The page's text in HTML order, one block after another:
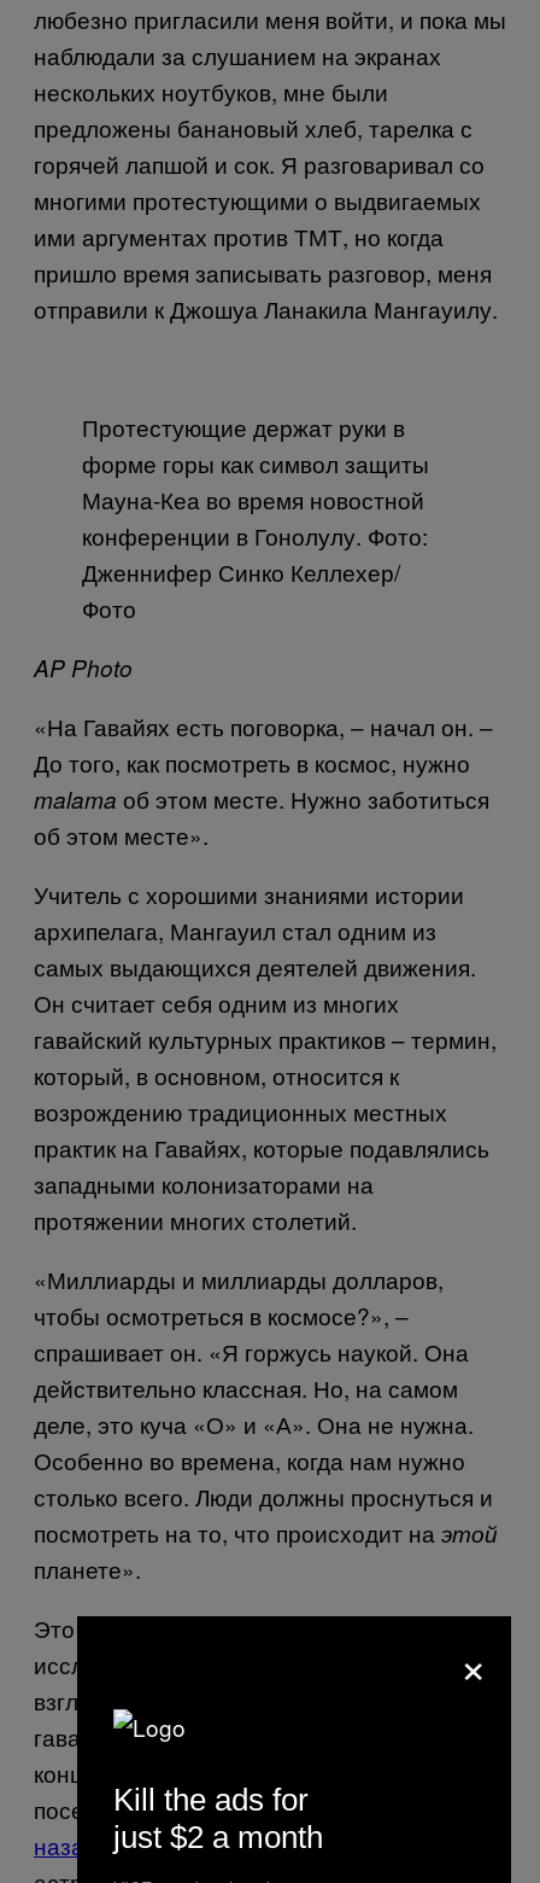
любезно пригласили меня войти, и пока мы
наблюдали за слушанием на экранах
нескольких ноутбуков, мне были
предложены банановый хлеб, тарелка с
горячей лапшой и сок. Я разговаривал со
многими протестующими о выдвигаемых
ими аргументах против ТМТ, но когда
пришло время записывать разговор, меня
отправили к Джошуа Ланакила Мангауилу.
Протестующие держат руки в
форме горы как символ защиты
Мауна-Кеа во время новостной
конференции в Гонолулу. Фото:
Дженнифер Синко Келлехер/
Фото
AP Photo
«На Гавайях есть поговорка, – начал он. –
До того, как посмотреть в космос, нужно
malama об этом месте. Нужно заботиться
об этом месте».
Учитель с хорошими знаниями истории
архипелага, Мангауил стал одним из
самых выдающихся деятелей движения.
Он считает себя одним из многих
гавайский культурных практиков – термин,
который, в основном, относится к
возрождению традиционных местных
практик на Гавайях, которые подавлялись
западными колонизаторами на
протяжении многих столетий.
«Миллиарды и миллиарды долларов,
чтобы осмотреться в космосе?», –
спрашивает он. «Я горжусь наукой. Она
действительно классная. Но, на самом
деле, это куча «О» и «А». Она не нужна.
Особенно во времена, когда нам нужно
столько всего. Люди должны проснуться и
посмотреть на то, что происходит на этой
планете».
Это распространённый аргумент против
исследований космоса, и, на первый
взгляд, ироническое замечание из уст
гавайского культурного практика. В конце
концов, полинезийцы, которые первыми
поселились на Гавайях около
назад
, были, наверное, самыми лучшими
×
Kill the ads for
just $2 a month